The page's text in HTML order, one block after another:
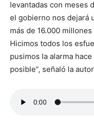
levantadas con meses
el gobierno nos dejará
más de 16.000
Hicimos todos los
pusimos la alarma
posible”, señaló la